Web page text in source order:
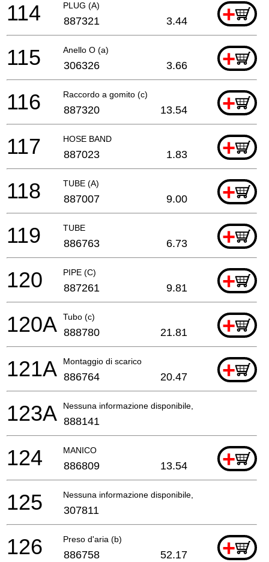
PLUG (A) +
114 887321 3.44
Anello O (a) +
115 306326 3.66
Raccordo a gomito (c) +
116 887320 13.54
HOSE BAND +
117 887023 1.83
TUBE (A) +
118 887007 9.00
TUBE +
119 886763 6.73
PIPE (C) +
120 887261 9.81
Tubo (c) +
120A 888780 21.81
Montaggio di scarico +
121A 886764 20.47
Nessuna informazione disponibile, non ordinabile
123A 888141
MANICO +
124 886809 13.54
Nessuna informazione disponibile, non ordinabile
125 307811
Preso d'aria (b) +
126 886758 52.17